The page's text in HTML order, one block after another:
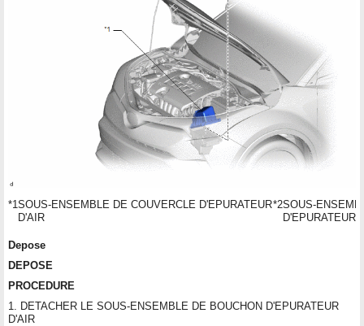
*1 SOUS-ENSEMBLE DE COUVERCLE D'EPURATEUR
D'AIR
*2SOUS-
D'EPURATEUR
Depose
DEPOSE
PROCEDURE
1. DETACHER LE SOUS-ENSEMBLE DE BOUCHON D'EPURATEUR
D'AIR